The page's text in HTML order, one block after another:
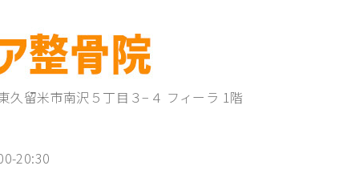
久留米市南沢５丁目３−４ フィーラ 1階
20:30